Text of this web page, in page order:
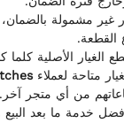
مشمولة بالضمان،
القطعة.
الغيار الأصلية كلما
متاحة لعملاء
من أي متجر آخر.
خدمة ما بعد البيع